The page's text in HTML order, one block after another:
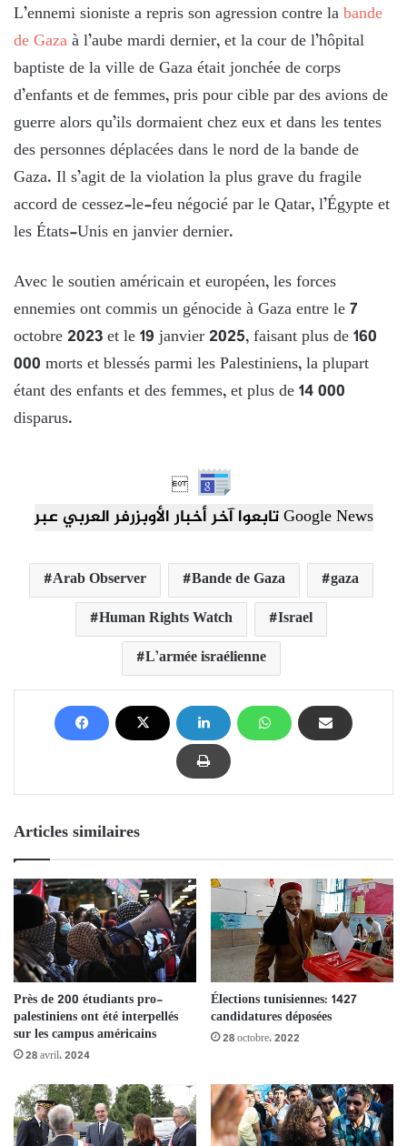
L’ennemi sioniste a repris son agression contre labande
de Gazaà l’aube mardi dernier, et la cour de l’hôpital
baptiste de la ville de Gaza était jonchée de corps
d’enfants et de femmes, pris pour cible par des avions de
guerre alors qu’ils dormaient chez eux et dans les tentes
des personnes déplacées dans le nord de la bande de
Gaza. Il s’agit de la violation la plus grave du fragile
accord de cessez-le-feu négocié par le Qatar, l’Égypte et
les États-Unis en janvier dernier.
Avec le soutien américain et européen, les forces
ennemies ont commis un génocide à Gaza entre le 7
octobre 2023 et le 19 janvier 2025, faisant plus de 160
000 morts et blessés parmi les Palestiniens, la plupart
étant des enfants et des femmes, et plus de 14 000
disparus.

تابعوا آخر أخبار الأوبزرفر العربي عبر Google News
Arab Observer Bande de Gaza
gaza
Human Rights Watch
Israel
L’armée israélienne
Articles similaires
Près de 200 étudiants pro-
palestiniens ont été interpellés
sur les campus américains
28 avril، 2024
Élections tunisiennes: 1427
candidatures déposées
28 octobre، 2022